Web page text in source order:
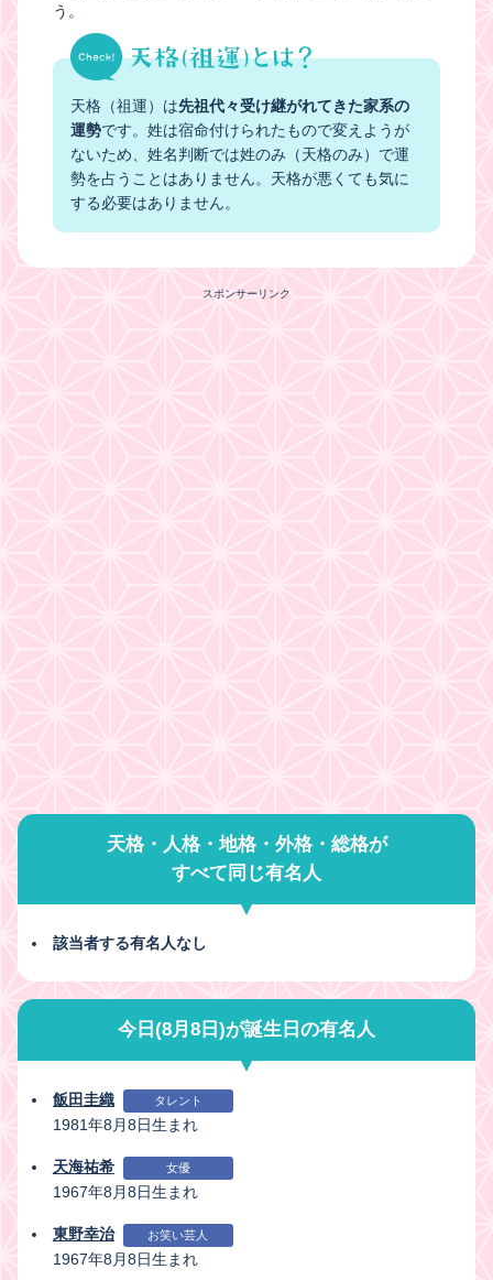
う。
天格（祖運）は先祖代々受け継がれてきた家系の
運勢です。姓は宿命付けられたもので変えようが
ないため、姓名判断では姓のみ（天格のみ）で運
勢を占うことはありません。天格が悪くても気に
する必要はありません。
スポンサーリンク
天格・人格・地格・外格・総格が
すべて同じ有名人
該当者する有名人なし
今日(8月8日)が誕生日の有名人
飯田圭織 タレント
1981年8月8日生まれ
天海祐希 女優
1967年8月8日生まれ
東野幸治 お笑い芸人
1967年8月8日生まれ